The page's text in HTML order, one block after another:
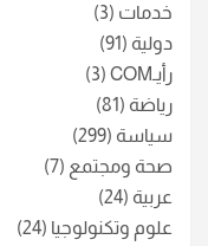
خدمات (3)
دولية (91)
رأيـCOM
(3)
رياضة (81)
سياسة (299)
صحة ومجتمع (7)
عربية (24)
علوم وتكنولوجيا (24)